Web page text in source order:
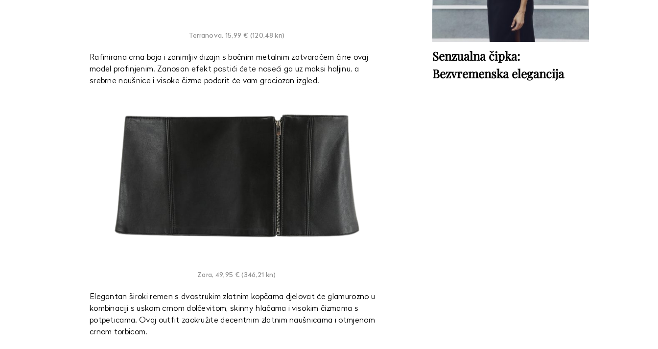
Terranova, 15,99 € (120,48 kn)
Rafinirana crna boja i zanimljiv dizajn s bočnim metalnim zatvaračem čine ovaj
model profinjenim. Zanosan efekt postići ćete noseći ga uz maksi haljinu, a
srebrne naušnice i visoke čizme podarit će vam graciozan izgled.
Zara, 49,95 € (346,21 kn)
Elegantan široki remen s dvostrukim zlatnim kopčama djelovat će glamurozno u
kombinaciji s uskom crnom dolčevitom, skinny hlačama i visokim čizmama s
potpeticama. Ovaj outfit zaokružite decentnim zlatnim naušnicama i otmjenom
crnom torbicom.
Senzualna čipka:
Bezvremenska elegancija